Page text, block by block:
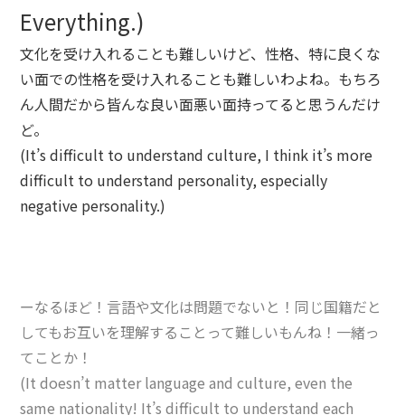
Everything.)
文化を受け入れることも難しいけど、性格、特に良くな
い面での性格を受け入れることも難しいわよね。もちろ
ん人間だから皆んな良い面悪い面持ってると思うんだけ
ど。
(It’s difficult to understand culture, I think it’s more
difficult to understand personality, especially
negative personality.)
ーなるほど！言語や文化は問題でないと！同じ国籍だと
してもお互いを理解することって難しいもんね！一緒っ
てことか！
(It doesn’t matter language and culture, even the
same nationality! It’s difficult to understand each